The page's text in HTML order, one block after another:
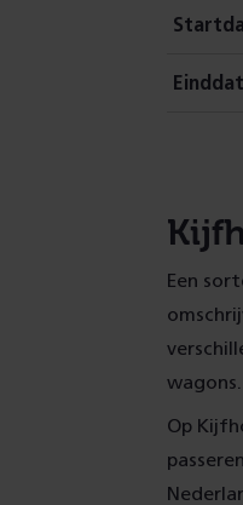
Een
wagons.
Op